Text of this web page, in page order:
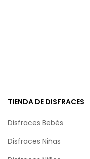
TIENDA DE DISFRACES
Disfraces Bebés
Disfraces Niñas